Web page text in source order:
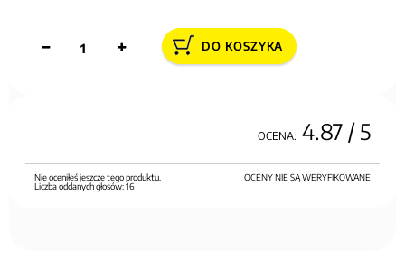
DO KOSZYKA
OCENA: 4.87 / 5
OCENY NIE SĄ WERYFIKOWANE
Nie oceniłeś jeszcze tego produktu.
Liczba oddanych głosów:16